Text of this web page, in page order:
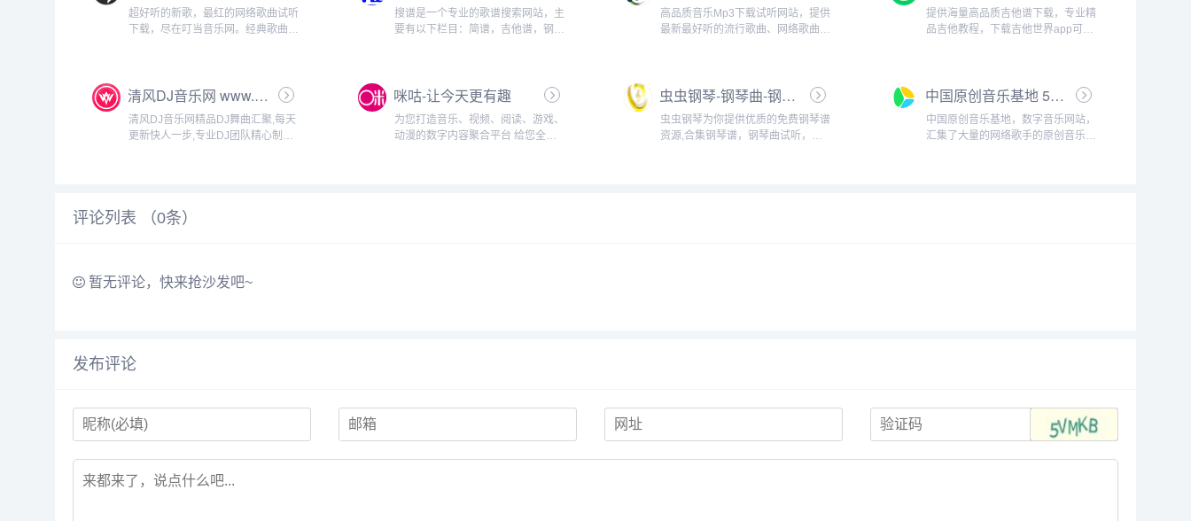
超好听的新歌，最红的网络歌曲试听
下载，尽在叮当音乐网。经典歌曲、
搜谱是一个专业的歌谱搜索网站，主
要有以下栏目：简谱，吉他谱，钢琴
高品质音乐Mp3下载试听网站，提供
最新最好听的流行歌曲、网络歌曲，
提供海量高品质吉他谱下载，专业精
品吉他教程，下载吉他世界app可与
清风DJ音乐网 www.vvvdj.com 好音质更动人 超劲爆DJ舞曲 DJ下载
清风DJ音乐网精品DJ舞曲汇聚,每天
更新快人一步,专业DJ团队精心制作
咪咕-让今天更有趣
为您打造音乐、视频、阅读、游戏、
动漫的数字内容聚合平台 给您全新
虫虫钢琴-钢琴曲-钢琴谱－Free Piano Sheet Music Download
虫虫钢琴为你提供优质的免费钢琴谱
资源,合集钢琴谱，钢琴曲试听，钢
中国原创音乐基地 5SING
中国原创音乐基地，数字音乐网站，
汇集了大量的网络歌手的原创音乐歌
评论列表 （0条）
暂无评论，快来抢沙发吧~
发布评论